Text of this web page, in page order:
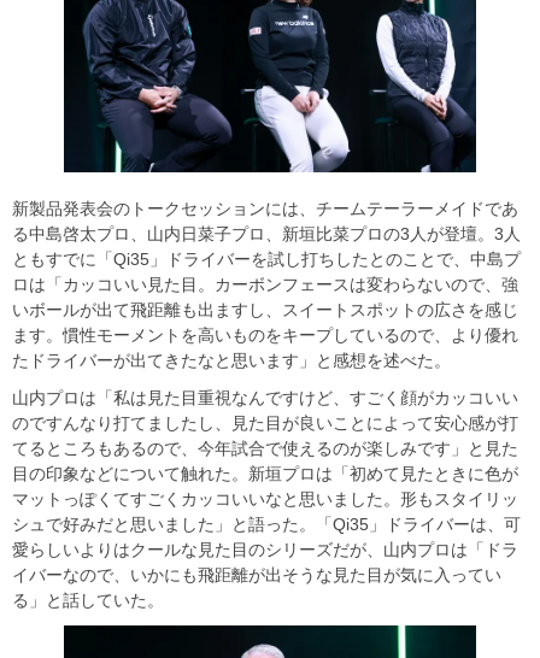
新製品発表会のトークセッションには、チームテーラーメイドであ
る中島啓太プロ、山内日菜子プロ、新垣比菜プロの3人が登壇。3人
ともすでに「Qi35」ドライバーを試し打ちしたとのことで、中島プ
ロは「カッコいい見た目。カーボンフェースは変わらないので、強
いボールが出て飛距離も出ますし、スイートスポットの広さを感じ
ます。慣性モーメントを高いものをキープしているので、より優れ
たドライバーが出てきたなと思います」と感想を述べた。
山内プロは「私は見た目重視なんですけど、すごく顔がカッコいい
のですんなり打てましたし、見た目が良いことによって安心感が打
てるところもあるので、今年試合で使えるのが楽しみです」と見た
目の印象などについて触れた。新垣プロは「初めて見たときに色が
マットっぽくてすごくカッコいいなと思いました。形もスタイリッ
シュで好みだと思いました」と語った。「Qi35」ドライバーは、可
愛らしいよりはクールな見た目のシリーズだが、山内プロは「ドラ
イバーなので、いかにも飛距離が出そうな見た目が気に入ってい
る」と話していた。